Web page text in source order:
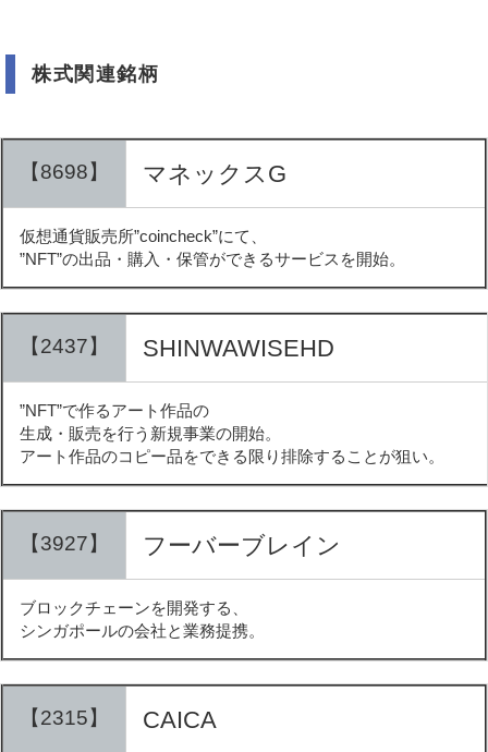
株式関連銘柄
【8698】 マネックスG
仮想通貨販売所”coincheck”にて、
”NFT”の出品・購入・保管ができるサービスを開始。
【2437】 SHINWAWISEHD
”NFT”で作るアート作品の
生成・販売を行う新規事業の開始。
アート作品のコピー品をできる限り排除することが狙い。
【3927】 フーバーブレイン
ブロックチェーンを開発する、
シンガポールの会社と業務提携。
【2315】 CAICA